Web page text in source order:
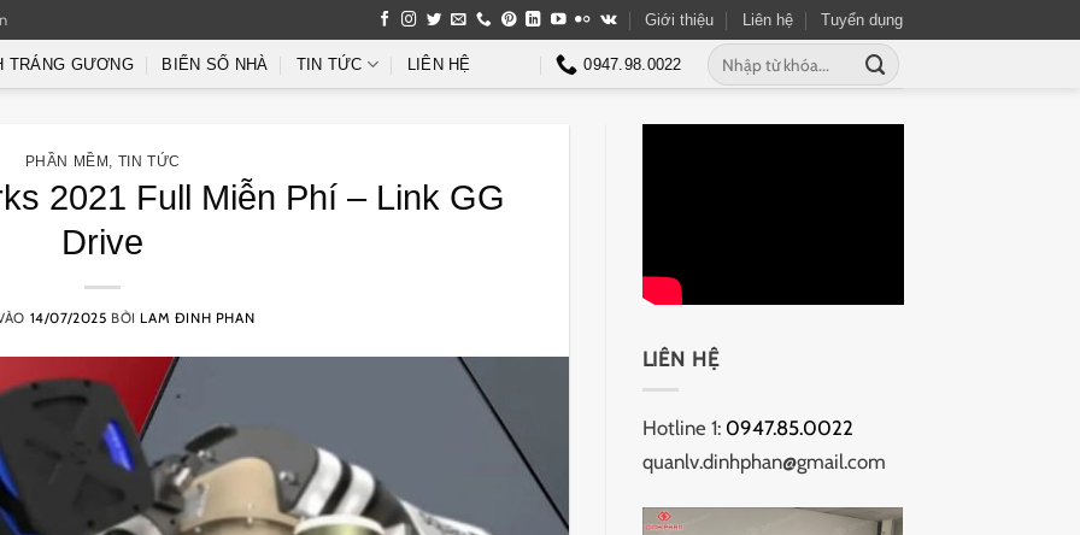
Giới thiệu Liên hệ Tuyển dụng
TRÁNG GƯƠNG BIỂN SỐ NHÀ TIN TỨC LIÊN HỆ 0947.98.0022
Tìm
kiếm:
PHẦN MỀM TIN TỨC
2021 Full Miễn Phí – Link GG
Drive
14/07/2025 BỞI LAM ĐINH PHAN
LIÊN HỆ
Hotline 1: 0947.85.0022
quanlv.dinhphan@gmail.com